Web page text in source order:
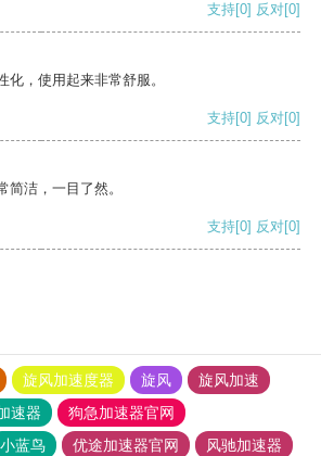
支持[0] 反对[0]
，使用起来非常舒服。
支持[0] 反对[0]
简洁，一目了然。
支持[0] 反对[0]
旋风加速度器 旋风
旋风加速
速器
狗急加速器官网
小蓝鸟 优途加速器官网 风驰加速器